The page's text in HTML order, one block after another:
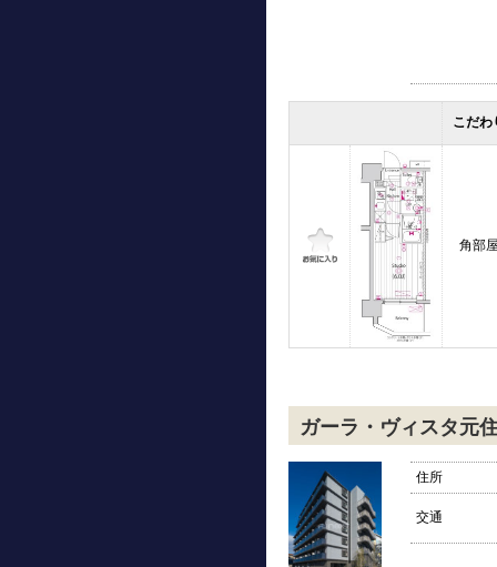
こだわ
角部
ガーラ・ヴィスタ元
住所
交通